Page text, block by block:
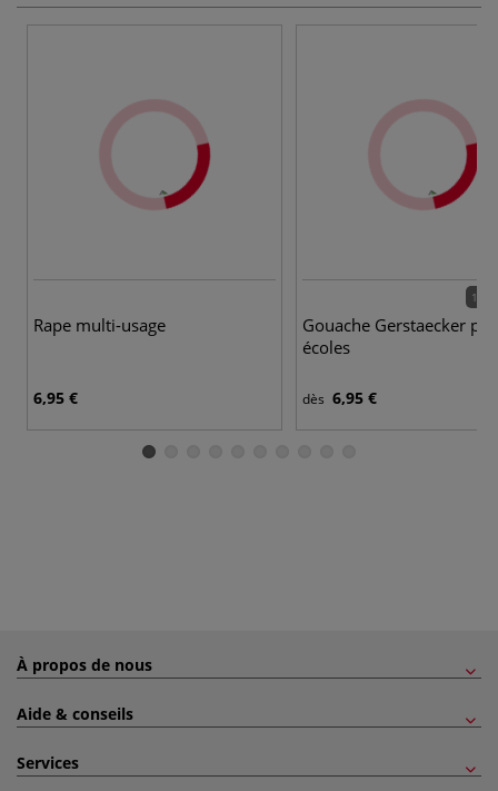
Rape multi-usage
6,95 €
16
Gouache Gerstaecker
écoles
dès 6,95 €
À propos de nous
Aide & conseils
Services